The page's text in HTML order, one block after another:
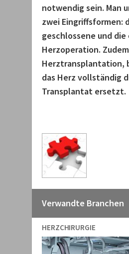
notwendig sein. Man
zwei Eingriffsformen:
geschlossene und die
Herzoperation.
Herztransplantation,
das Herz vollständig
Transplantat ersetzt.
Verwandte Branchen
HERZCHIRURGIE